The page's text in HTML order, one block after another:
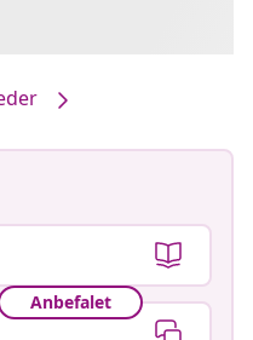
Anbefalet